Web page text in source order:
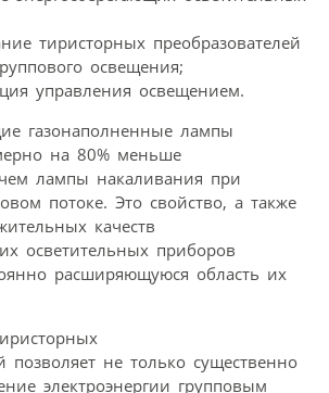
тиристорных преобразователей
освещения;
управления освещением.
газонаполненные лампы
на 80% меньше
чем лампы накаливания при
потоке. Это свойство, а также
качеств
осветительных приборов
расширяющуюся область их
позволяет не только существенно
электроэнергии групповым